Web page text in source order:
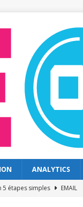
ANALYTICS
5 étapes simples
EMAIL